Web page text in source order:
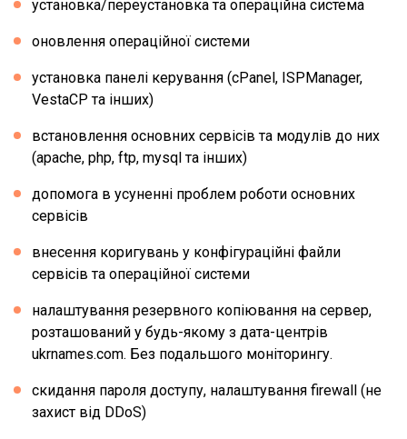
установка/переустановка та операційна система
оновлення операційної системи
установка панелі керування (cPanel, ISPManager,
VestaCP та інших)
встановлення основних сервісів та модулів до них
(apache, php, ftp, mysql та інших)
допомога в усуненні проблем роботи основних
сервісів
внесення коригувань у конфігураційні файли
сервісів та операційної системи
налаштування резервного копіювання на сервер,
розташований у будь-якому з дата-центрів
ukrnames.com. Без подальшого моніторингу.
скидання пароля доступу, налаштування firewall (не
захист від DDoS)